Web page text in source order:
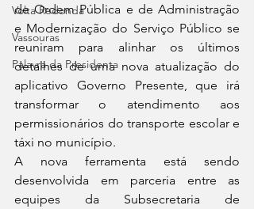
Volta Redonda
Vassouras
Palavra da Presidenta
de Ordem Pública e de Administração
e Modernização do Serviço Público se
reuniram para alinhar os últimos
detalhes de uma nova atualização do
aplicativo Governo Presente, que irá
transformar o atendimento aos
permissionários do transporte escolar e
táxi no município.
A nova ferramenta está sendo
desenvolvida em parceria entre as
equipes da Subsecretaria de